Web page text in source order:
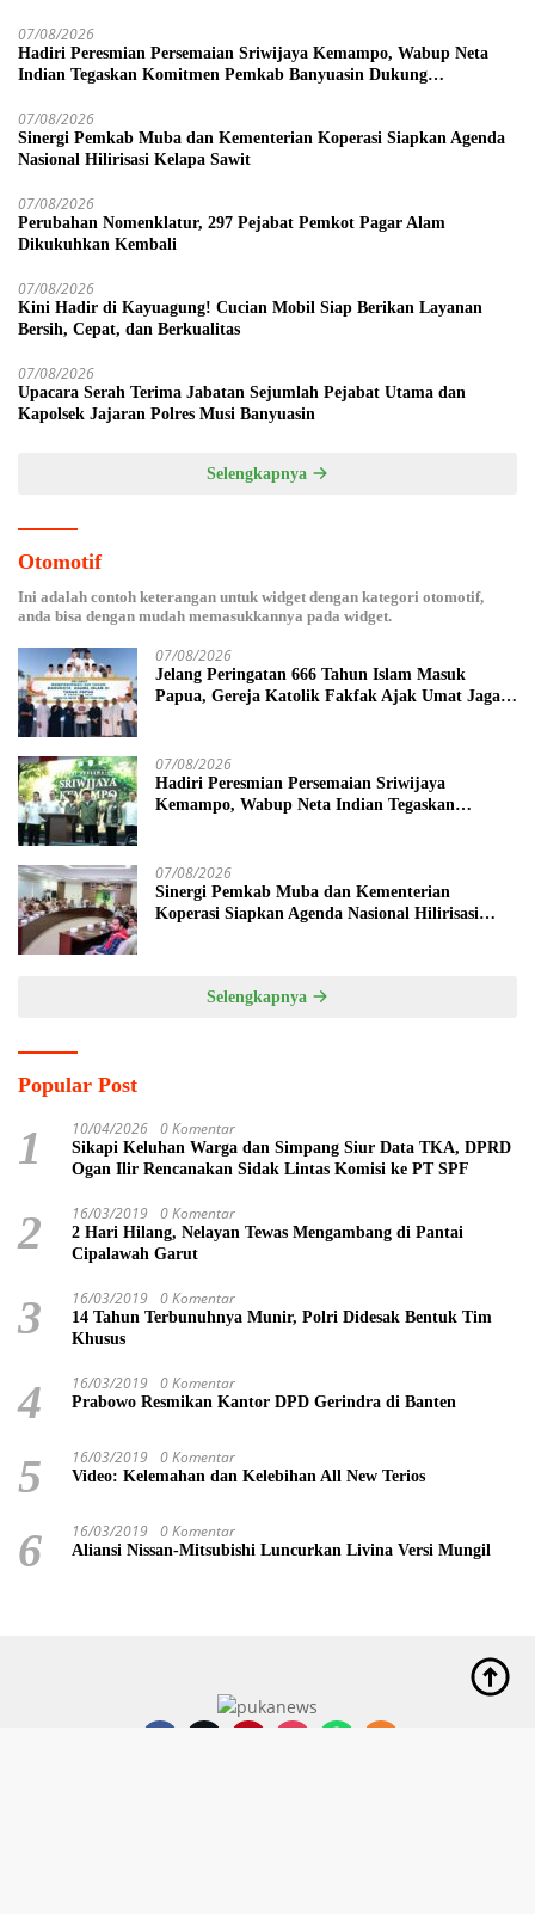
07/08/2026
Hadiri Peresmian Persemaian Sriwijaya Kemampo, Wabup Neta
Indian Tegaskan Komitmen Pemkab Banyuasin Dukung
07/08/2026
Sinergi Pemkab Muba dan Kementerian Koperasi Siapkan Agenda
Nasional Hilirisasi Kelapa Sawit
07/08/2026
Perubahan Nomenklatur, 297 Pejabat Pemkot Pagar Alam
Dikukuhkan Kembali
07/08/2026
Kini Hadir di Kayuagung! Cucian Mobil Siap Berikan Layanan
Bersih, Cepat, dan Berkualitas
07/08/2026
Upacara Serah Terima Jabatan Sejumlah Pejabat Utama dan
Kapolsek Jajaran Polres Musi Banyuasin
Selengkapnya
Otomotif
Ini adalah contoh keterangan untuk widget dengan kategori otomotif,
anda bisa dengan mudah memasukkannya pada widget.
07/08/2026
Jelang Peringatan 666 Tahun Islam Masuk
Papua, Gereja Katolik Fakfak Ajak Umat Jaga
07/08/2026
Hadiri Peresmian Persemaian Sriwijaya
Kemampo, Wabup Neta Indian Tegaskan
07/08/2026
Sinergi Pemkab Muba dan Kementerian
Koperasi Siapkan Agenda Nasional Hilirisasi
Selengkapnya
Popular Post
1 10/04/2026 0 Komentar
Sikapi Keluhan Warga dan Simpang Siur Data TKA, DPRD
Ogan Ilir Rencanakan Sidak Lintas Komisi ke PT SPF
2 16/03/2019 0 Komentar
2 Hari Hilang, Nelayan Tewas Mengambang di Pantai
Cipalawah Garut
3 16/03/2019 0 Komentar
14 Tahun Terbunuhnya Munir, Polri Didesak Bentuk Tim
Khusus
4 16/03/2019 0 Komentar
Prabowo Resmikan Kantor DPD Gerindra di Banten
5 16/03/2019 0 Komentar
Video: Kelemahan dan Kelebihan All New Terios
6 16/03/2019 0 Komentar
Aliansi Nissan-Mitsubishi Luncurkan Livina Versi Mungil